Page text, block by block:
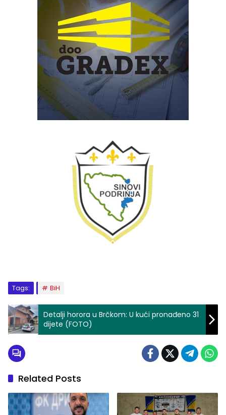
Tags: BiH
Detalji horora u Brčkom: U kući pronađeno 31
dijete (FOTO)
Related Posts